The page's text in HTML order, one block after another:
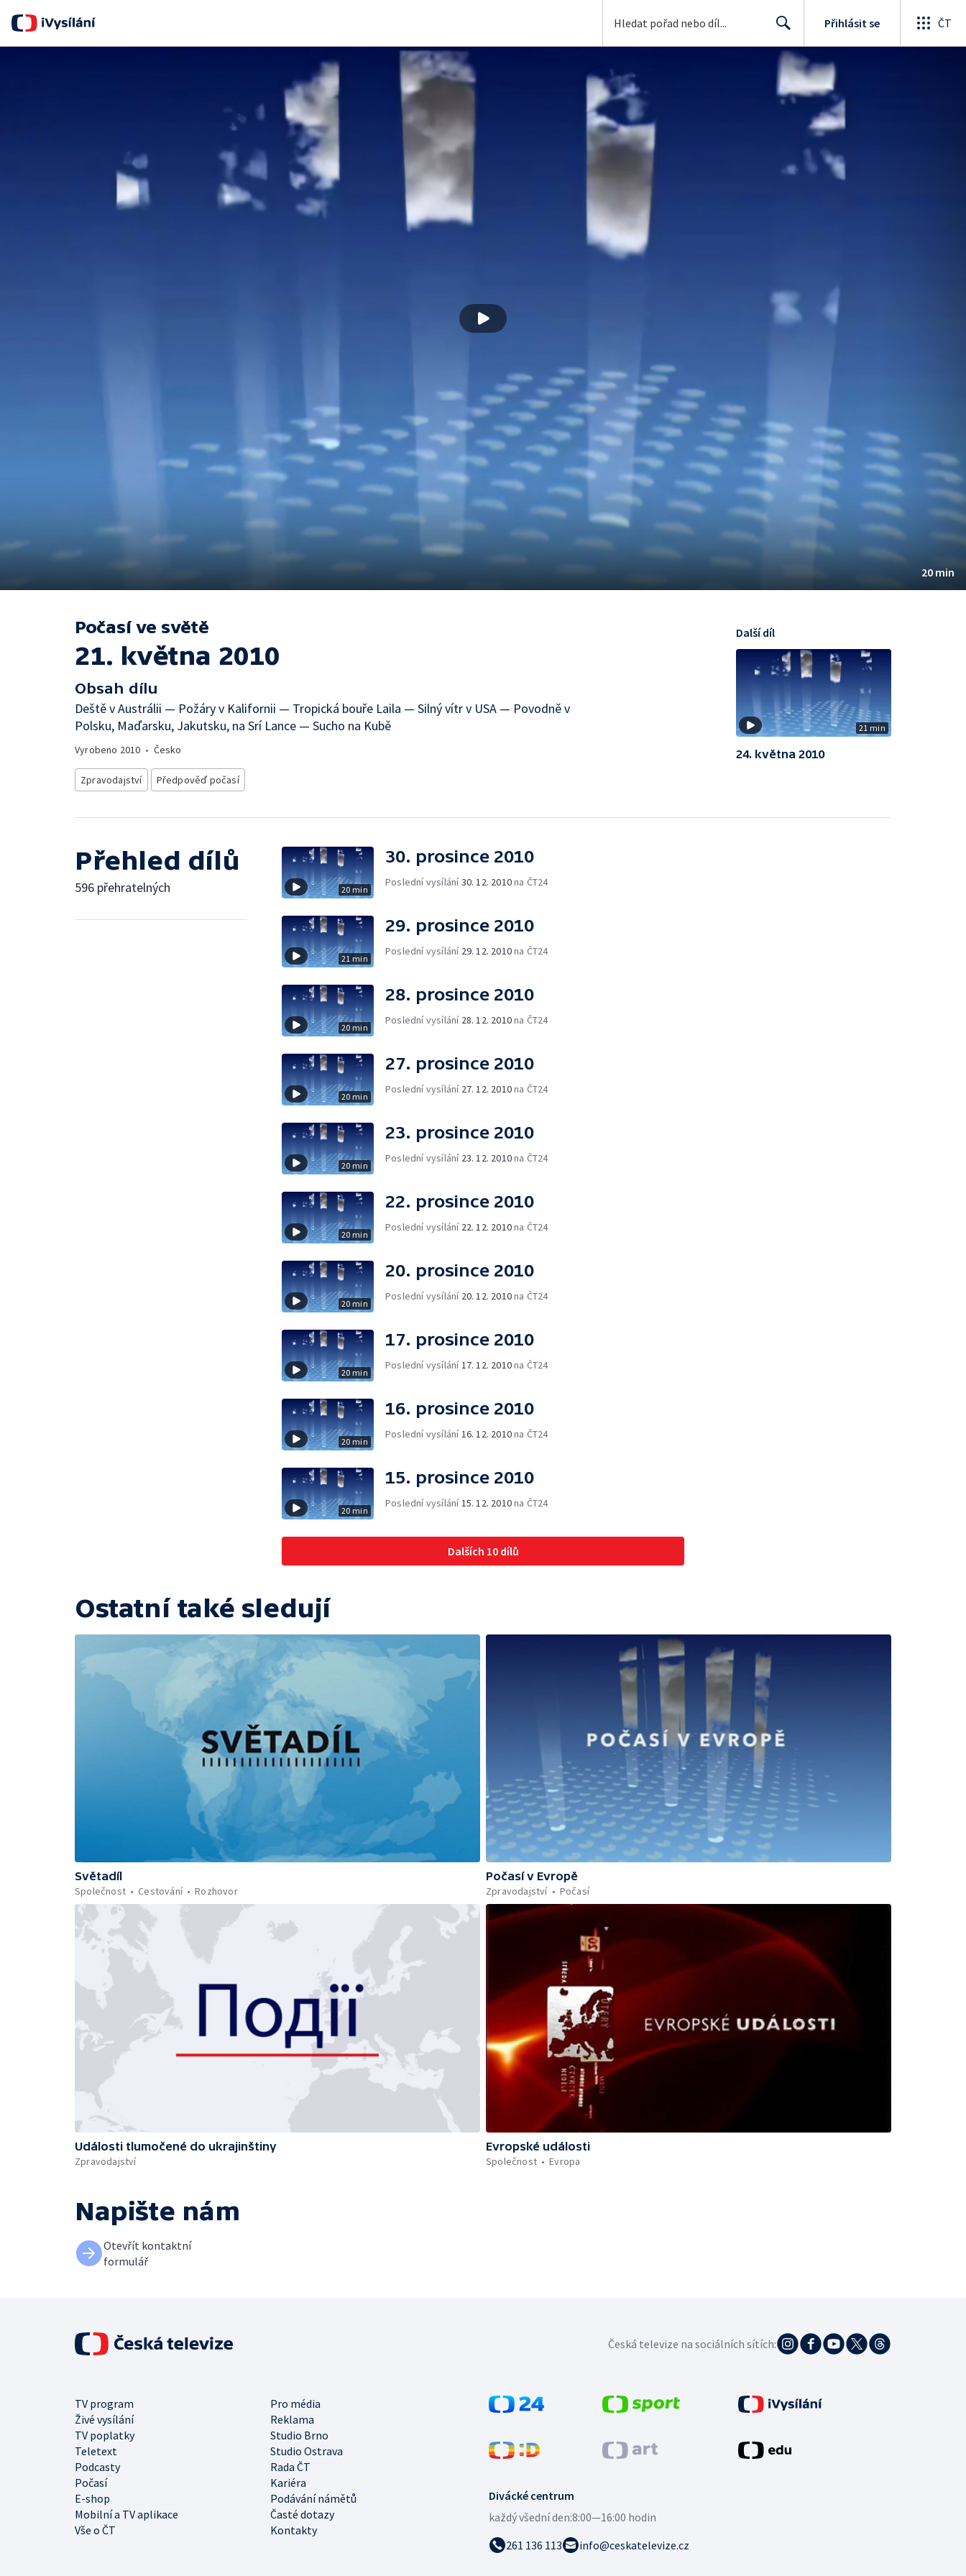
Search
Přihlásit se ČT
20 min
Počasí ve světě
21. května 2010
Obsah dílu
Deště v Austrálii — Požáry v Kalifornii — Tropická bouře Laila — Silný vítr v USA — Povodně v
Polsku, Maďarsku, Jakutsku, na Srí Lance — Sucho na Kubě
Vyrobeno 2010 • Česko
Zpravodajství Předpověď počasí
21 min
Další díl
24. května 2010
Přehled dílů
596 přehratelných 20 min
30. prosince 2010
Poslední vysílání30. 12. 2010na ČT24
21 min
29. prosince 2010
Poslední vysílání 29. 12. 2010na ČT24
20 min
28. prosince 2010
Poslední vysílání 28. 12. 2010na ČT24
20 min
27. prosince 2010
Poslední vysílání 27. 12. 2010na ČT24
20 min
23. prosince 2010
Poslední vysílání 23. 12. 2010na ČT24
20 min
22. prosince 2010
Poslední vysílání 22. 12. 2010na ČT24
20 min
20. prosince 2010
Poslední vysílání 20. 12. 2010na ČT24
20 min
17. prosince 2010
Poslední vysílání17. 12. 2010na ČT24
20 min
16. prosince 2010
Poslední vysílání16. 12. 2010na ČT24
20 min
15. prosince 2010
Poslední vysílání15. 12. 2010na ČT24
Dalších 10 dílů
Ostatní také sledují
Světadíl
Společnost
Cestování Rozhovor
Počasí v Evropě
Zpravodajství
Počasí
Události tlumočené do ukrajinštiny
Zpravodajství
Evropské události
Společnost
Evropa
Napište nám
Otevřít kontaktní
formulář
Divácké centrum
každý všední den:8:00—16:00 hodin
261 136 113
info@ceskatelevize.cz
TV program
Pro média
Živé vysílání
Reklama
TV poplatky
Studio Brno
Teletext
Studio Ostrava
Podcasty
Rada ČT
Počasí
Kariéra
E-shop
Podávání námětů
Mobilní a TV aplikace
Časté dotazy
Vše o ČT
Kontakty
Česká televize na sociálních sítích: